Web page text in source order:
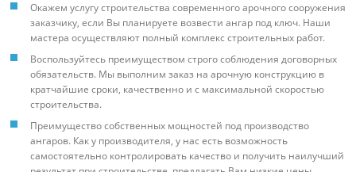
Окажем услугу строительства современного арочного сооружения
заказчику, если Вы планируете возвести ангар под ключ. Наши
мастера осуществляют полный комплекс строительных работ.
Воспользуйтесь преимуществом строго соблюдения договорных
обязательств. Мы выполним заказ на арочную конструкцию в
кратчайшие сроки, качественно и с максимальной скоростью
строительства.
Преимущество собственных мощностей под производство
ангаров. Как у производителя, у нас есть возможность
самостоятельно контролировать качество и получить наилучший